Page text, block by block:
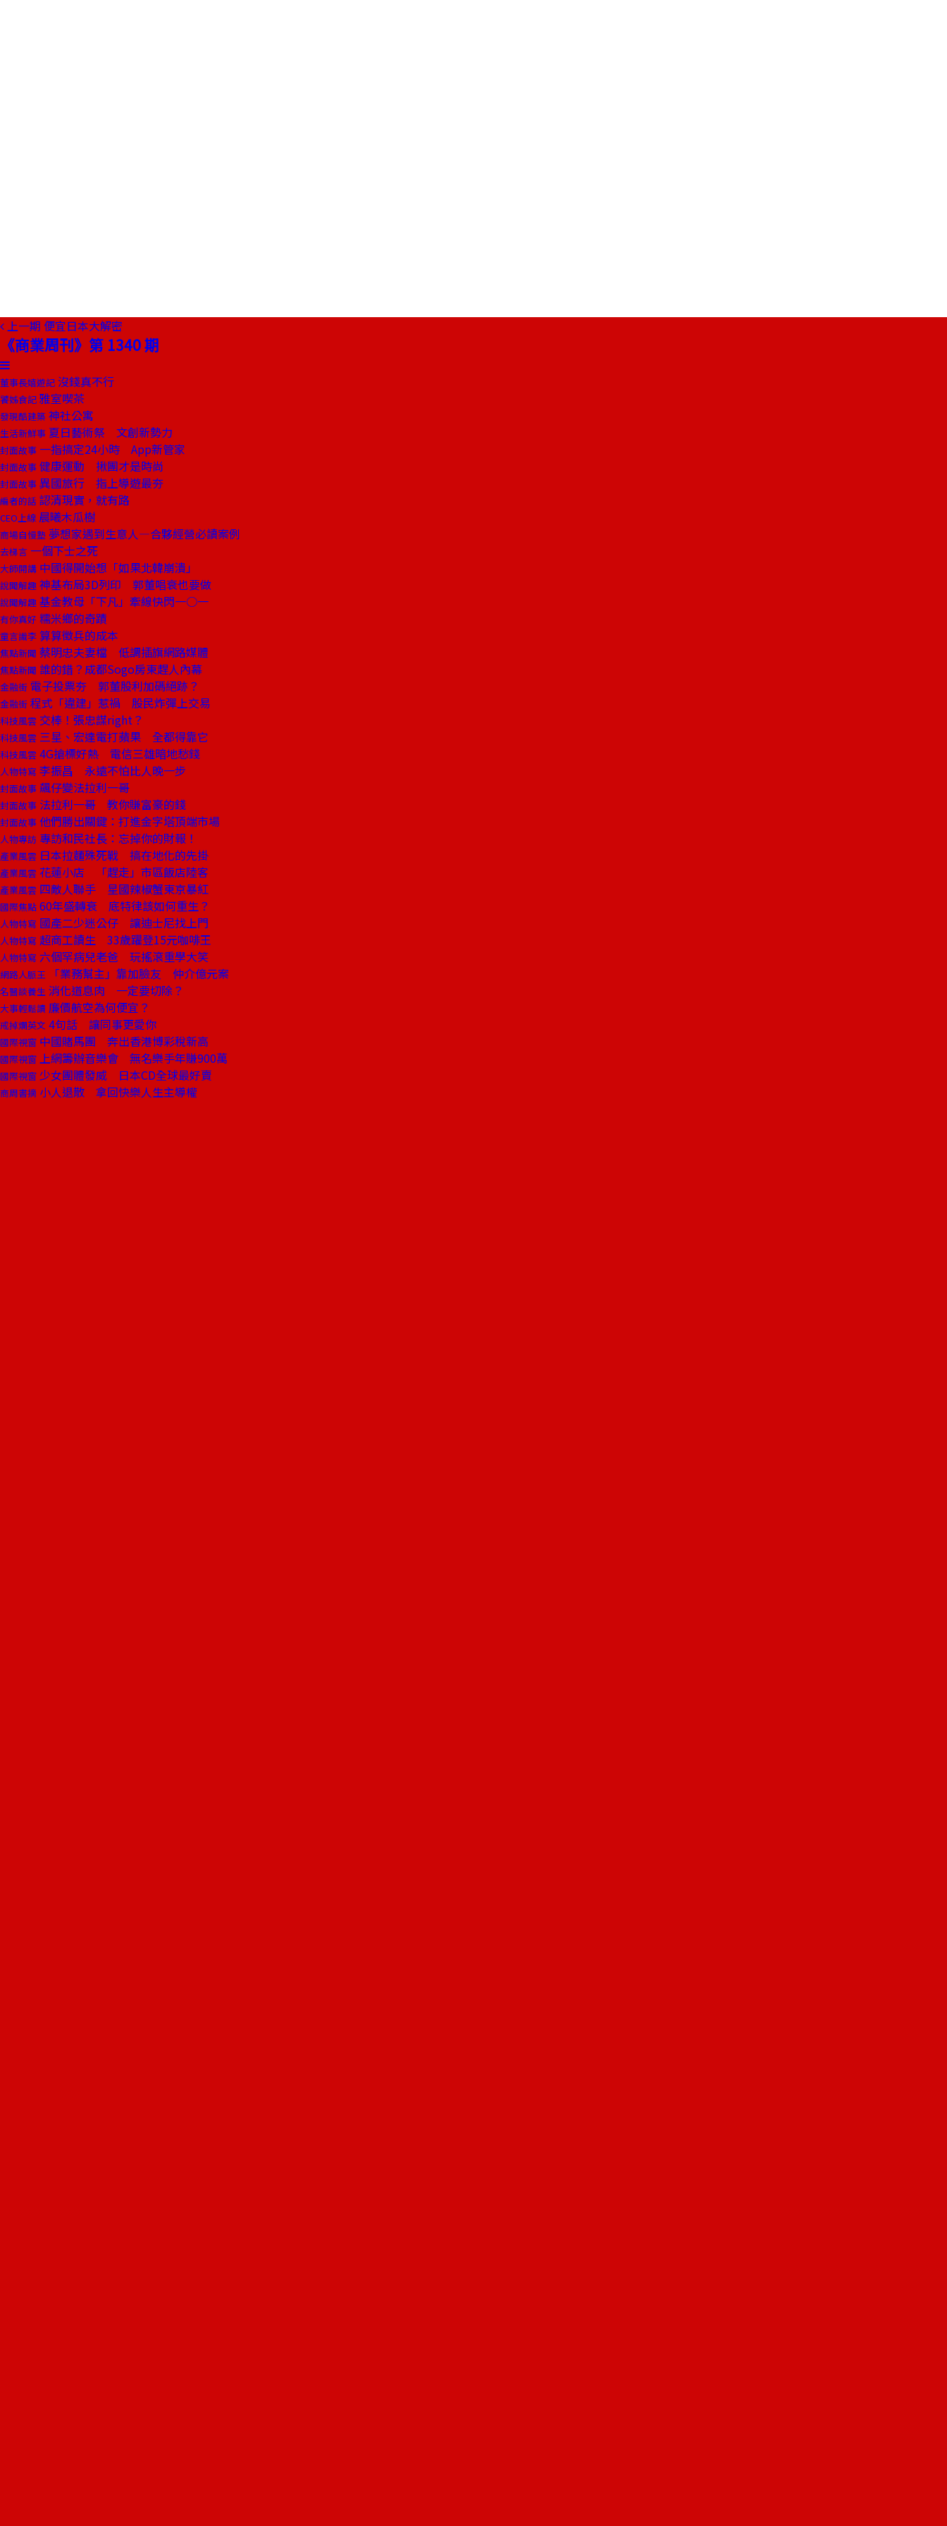
上一期 便宜日本大解密
《商業周刊》第 1340 期
董事長嬉遊記 沒錢真不行
饕姊食記 雅室喫茶
發現酷建築 神社公寓
生活新鮮事 夏日藝術祭 文創新勢力
封面故事 一指搞定24小時 App新管家
封面故事 健康運動 揪團才是時尚
封面故事 異國旅行 指上導遊最夯
編者的話 認清現實，就有路
CEO上線 晨曦木瓜樹
商場自慢塾 夢想家遇到生意人—合夥經營必讀案例
去梯言 一個下士之死
大師開講 中國得開始想「如果北韓崩潰」
說聞解趣 神基布局3D列印 郭董唱衰也要做
說聞解趣 基金教母「下凡」牽線快閃一○一
有你真好 糯米鄉的奇蹟
童言識李 算算徵兵的成本
焦點新聞 蔡明忠夫妻檔 低調插旗網路媒體
焦點新聞 誰的錯？成都Sogo房東趕人內幕
金融街 電子投票夯 郭董股利加碼絕跡？
金融街 程式「違建」惹禍 股民炸彈上交易
科技風雲 交棒！張忠謀right？
科技風雲 三星、宏達電打蘋果 全都得靠它
科技風雲 4G搶標好熱 電信三雄暗地愁錢
人物特寫 李振昌 永遠不怕比人晚一步
封面故事 飆仔變法拉利一哥
封面故事 法拉利一哥 教你賺富豪的錢
封面故事 他們勝出關鍵：打進金字塔頂端市場
人物專訪 專訪和民社長：忘掉你的財報！
產業風雲 日本拉麵殊死戰 搞在地化的先掛
產業風雲 花蓮小店 「趕走」市區飯店陸客
產業風雲 四敵人聯手 星國辣椒蟹東京暴紅
國際焦點 60年盛轉衰 底特律該如何重生？
人物特寫 國產二少迷公仔 讓迪士尼找上門
人物特寫 超商工讀生 33歲躍登15元咖啡王
人物特寫 六個罕病兒老爸 玩搖滾重學大笑
網路人脈王 「業務幫主」靠加臉友 仲介億元案
名醫談養生 消化道息肉 一定要切除？
大事輕鬆讀 廉價航空為何便宜？
戒掉爛英文 4句話 讓同事更愛你
國際視窗 中國賭馬團 奔出香港博彩稅新高
國際視窗 上網籌辦音樂會 無名樂手年賺900萬
國際視窗 少女團體發威 日本CD全球最好賣
商周書摘 小人退散 拿回快樂人生主導權